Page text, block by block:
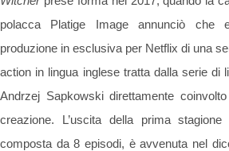
polacca Platige Image annunciò
produzione in esclusiva per Netflix di una
action in lingua inglese tratta dalla serie di
Andrzej Sapkowski direttamente
creazione. L’uscita della prima stagione
composta da 8 episodi, è avvenuta nel